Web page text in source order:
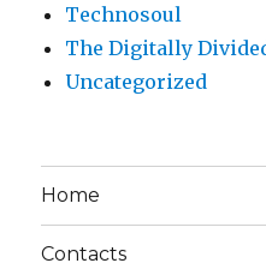
Technosoul
The Digitally
Uncategorized
Home
Contacts